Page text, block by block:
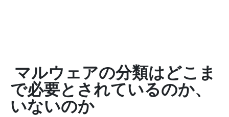
マルウェアの分類はどこま
で必要とされているのか、
いないのか